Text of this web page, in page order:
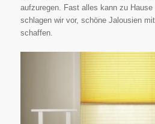
aufzuregen. Fast alles kann zu Hause
schlagen wir vor, schöne Jalousien
schaffen.